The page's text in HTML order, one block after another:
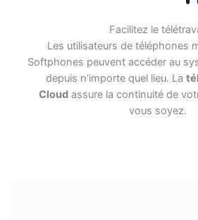
Facilitez le
Les utilisateurs de téléphones
Softphones peuvent accéder au
depuis n’importe quel lieu. La
Cloudassure la continuité de
vous soyez.